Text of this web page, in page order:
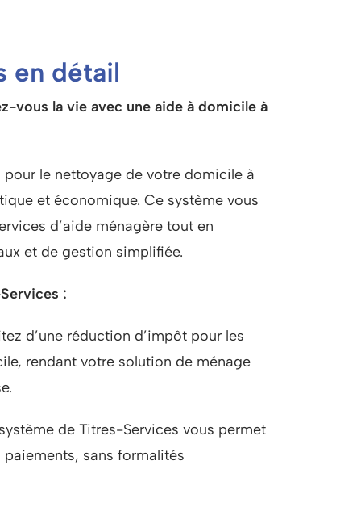
en détail
vous la vie avec une aide à domicile à
le nettoyage de votre domicile à
et économique. Ce système vous
d’aide ménagère tout en
et de gestion simplifiée.
:
d’une réduction d’impôt pour les
rendant votre solution de ménage
de Titres-Services vous permet
sans formalités